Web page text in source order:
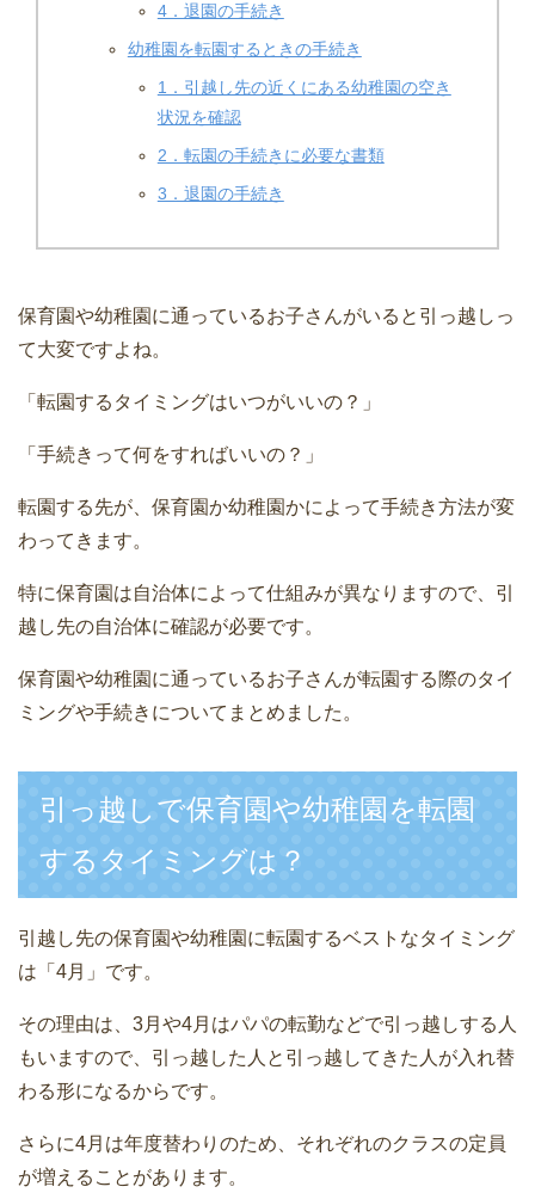
4．退園の手続き
幼稚園を転園するときの手続き
1．引越し先の近くにある幼稚園の空き
状況を確認
2．転園の手続きに必要な書類
3．退園の手続き
保育園や幼稚園に通っているお子さんがいると引っ越しっ
て大変ですよね。
「転園するタイミングはいつがいいの？」
「手続きって何をすればいいの？」
転園する先が、保育園か幼稚園かによって手続き方法が変
わってきます。
特に保育園は自治体によって仕組みが異なりますので、引
越し先の自治体に確認が必要です。
保育園や幼稚園に通っているお子さんが転園する際のタイ
ミングや手続きについてまとめました。
引っ越しで保育園や幼稚園を転園
するタイミングは？
引越し先の保育園や幼稚園に転園するベストなタイミング
は「4月」です。
その理由は、3月や4月はパパの転勤などで引っ越しする人
もいますので、引っ越した人と引っ越してきた人が入れ替
わる形になるからです。
さらに4月は年度替わりのため、それぞれのクラスの定員
が増えることがあります。